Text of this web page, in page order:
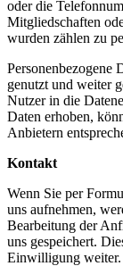
oder die
Mitgliedschaften
wurden zählen zu
Personenbezogene
genutzt und weiter
Nutzer in die
Daten erhoben,
Anbietern
Kontakt
Wenn Sie per
uns aufnehmen,
Bearbeitung der
uns gespeichert.
Einwilligung weiter.